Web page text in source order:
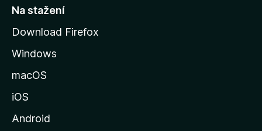
t
á
n
M
o
Na stažení
Download Firefox
Windows
macOS
iOS
Android